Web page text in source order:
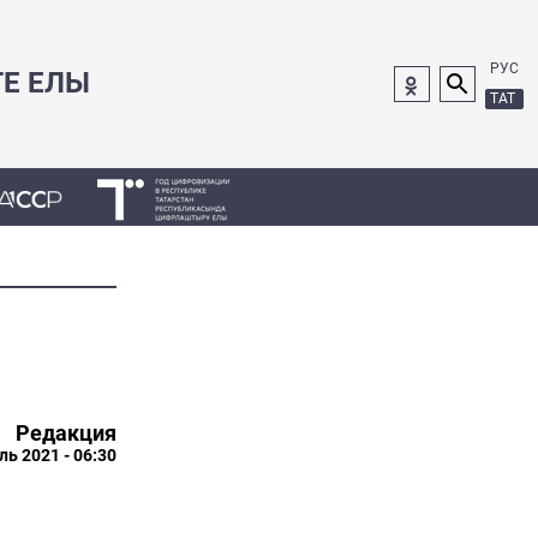
ЕЛЫ
РУС
ТАТ
Редакция
2021 - 06:30